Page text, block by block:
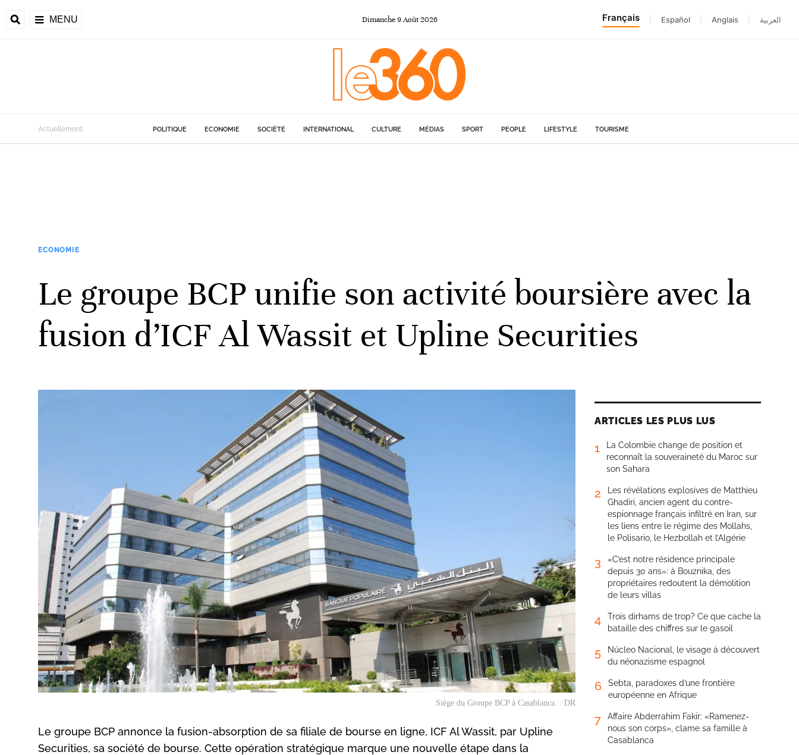
MENU Dimanche 9Août 2026 Français Español Anglais العربية
Actuellement POLITIQUE ECONOMIE SOCIÉTÉ INTERNATIONAL CULTURE MÉDIAS SPORT PEOPLE LIFESTYLE TOURISME
ECONOMIE
Le groupe BCP unifie son activité boursière avec la
fusion d’ICF Al Wassit et Upline Securities
Siège du Groupe BCP à Casablanca. . DR
Le groupe BCP annonce la fusion-absorption de sa filiale de bourse en ligne, ICF Al Wassit, par Upline
Securities, sa société de bourse. Cette opération stratégique marque une nouvelle étape dans la
ARTICLES LES PLUS LUS
1
La Colombie change de position et
reconnaît la souveraineté du Maroc sur
son Sahara
2
Les révélations explosives de Matthieu
Ghadiri, ancien agent du contre-
espionnage français infiltré en Iran, sur
les liens entre le régime des Mollahs,
le Polisario, le Hezbollah et l’Algérie
3
«C’est notre résidence principale
depuis 30 ans»: à Bouznika, des
propriétaires redoutent la démolition
de leurs villas
4
Trois dirhams de trop? Ce que cache la
bataille des chiffres sur le gasoil
5
Núcleo Nacional, le visage à découvert
du néonazisme espagnol
6
Sebta, paradoxes d’une frontière
européenne en Afrique
7
Affaire Abderrahim Fakir: «Ramenez-
nous son corps», clame sa famille à
Casablanca